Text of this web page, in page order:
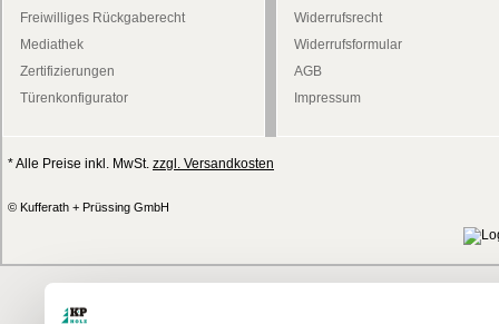
Freiwilliges Rückgaberecht
Mediathek
Zertifizierungen
Türenkonfigurator
Widerrufsrecht
Widerrufsformular
AGB
Impressum
* Alle Preise inkl. MwSt. zzgl. Versandkosten
© Kufferath + Prüssing GmbH